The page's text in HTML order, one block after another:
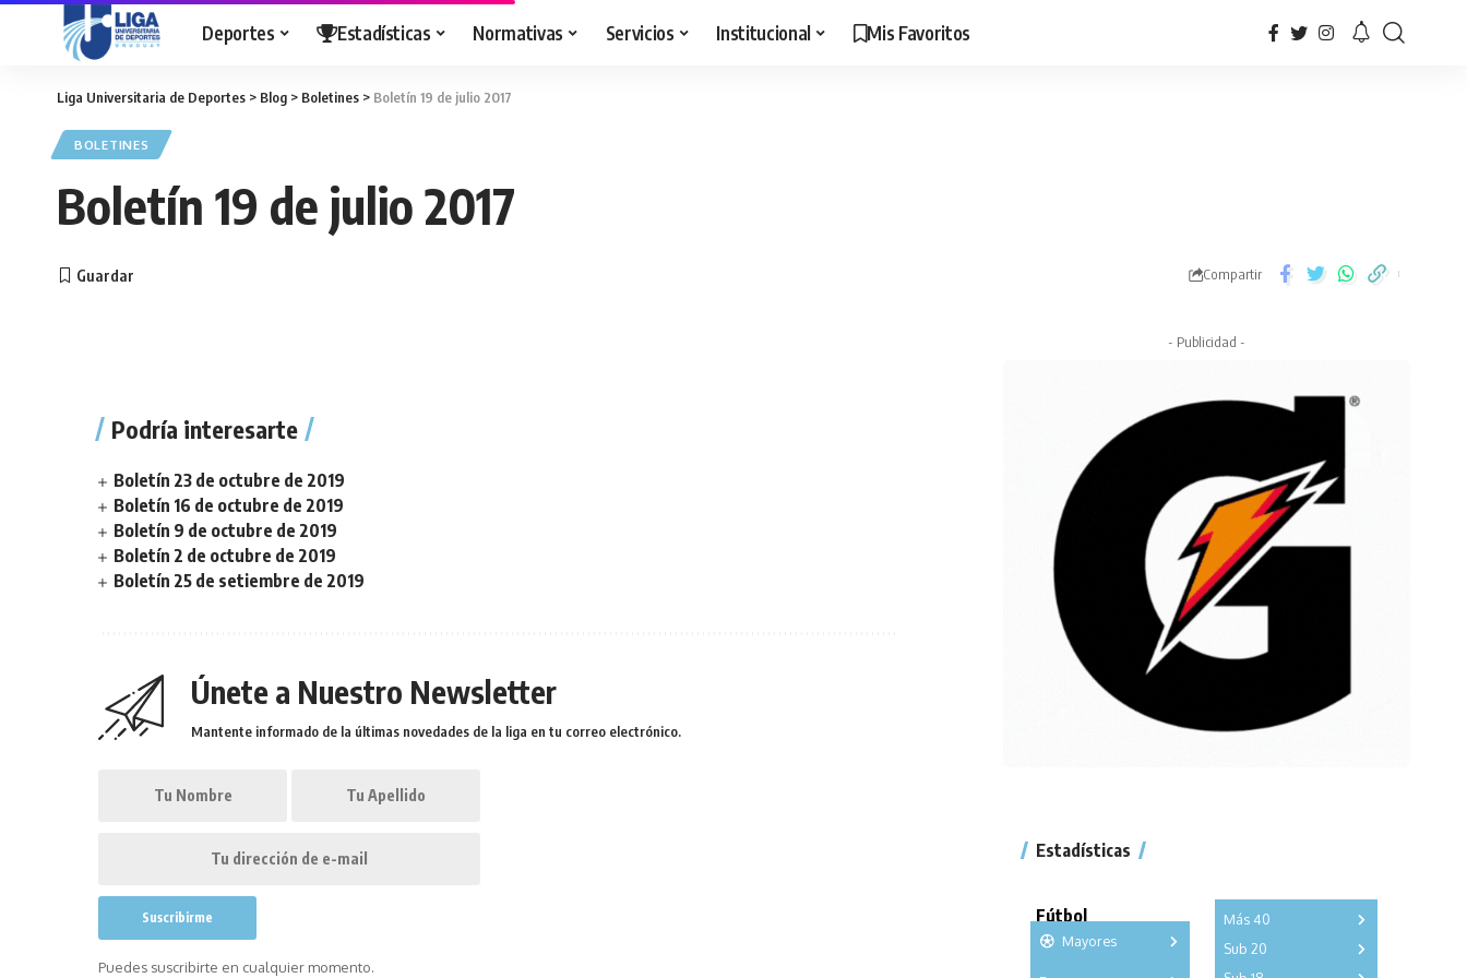
Deportes Estadísticas Normativas Servicios Institucional Mis Favoritos
Liga Universitaria de Deportes > Blog > Boletines > Boletín 19 de julio 2017
BOLETINES
Boletín 19 de julio 2017
Compartir
Podría interesarte
Boletín 23 de octubre de 2019
Boletín 16 de octubre de 2019
Boletín 9 de octubre de 2019
Boletín 2 de octubre de 2019
Boletín 25 de setiembre de 2019
Únete a Nuestro Newsletter
Mantente informado de la últimas novedades de la liga en tu correo electrónico.
Puedes suscribirte en cualquier momento.
- Publicidad -
Estadísticas
Fútbol
Mayores
Más 40
Sub 20